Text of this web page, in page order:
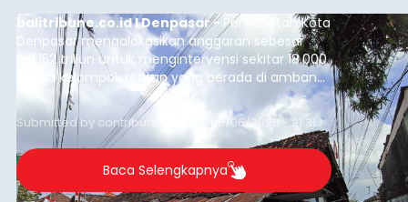
balitribune.co.id I Denpasar - Pemerintah Kota
Denpasar mengalokasikan anggaran sebesar
Rp1,152 triliun untuk mengintervensi sekitar 18.000
warga kelompok rentan yang berada di ambang
garis kemiskinan. Langkah strategis ini diambil
guna menjaga masyarakat yang berada pada
kelompok desil 5 dan 6 tersebut agar tidak
merosot ke kategori miskin.
Submitted by contributor Thu, 08/06/2026 - 21:31
Baca Selengkapnya